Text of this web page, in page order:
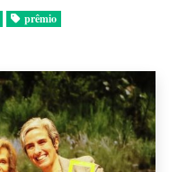
prêmio